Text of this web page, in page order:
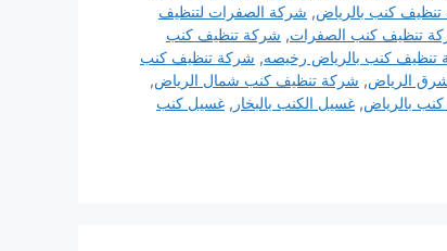
كنب بالرياض, شركة الصفرات لتنظيف
تنظيف كنب الصفرات, شركة تنظيف كنب
تنظيف كنب بالرياض رخيصه, شركة تنظيف كنب
الرياض, شركة تنظيف كنب شمال الرياض,
بالرياض, غسيل الكنب بالبخار , غسيل كنب